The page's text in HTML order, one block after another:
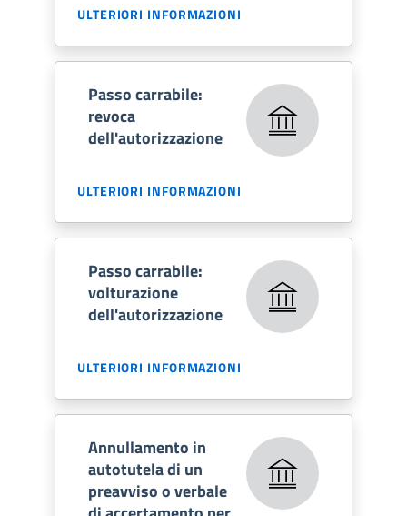
ULTERIORI INFORMAZIONI
Passo carrabile:
revoca
dell'autorizzazione
ULTERIORI INFORMAZIONI
Passo carrabile:
volturazione
dell'autorizzazione
ULTERIORI INFORMAZIONI
Annullamento in
autotutela di un
preavviso o verbale